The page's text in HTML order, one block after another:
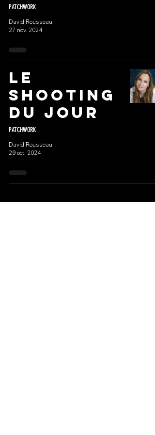
PATCHWORK
David Rousseau
27 nov. 2024
LE
SHOOTING
DU JOUR
PATCHWORK
David Rousseau
29 oct. 2024